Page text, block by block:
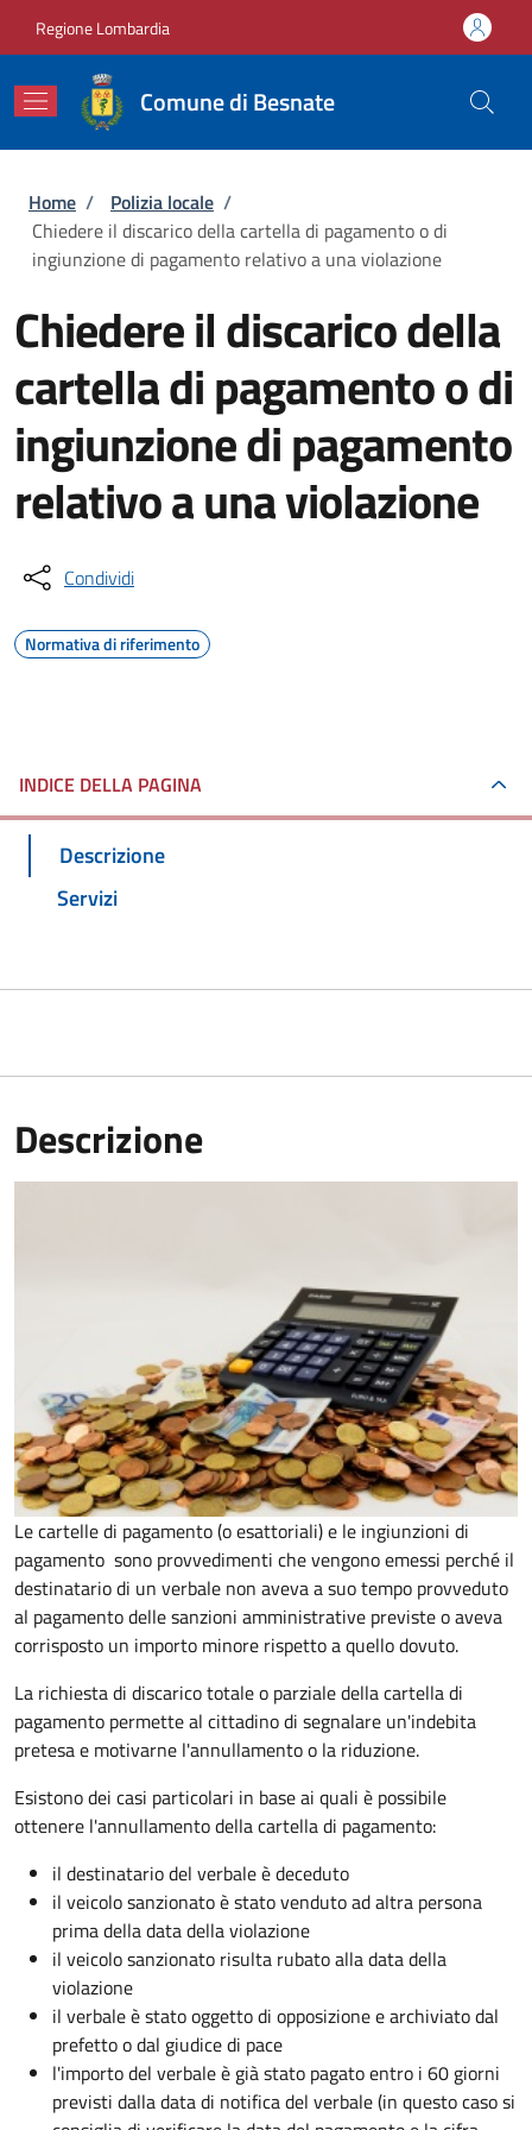
Regione Lombardia
Comune di Besnate
Briciole di pane
Home / Polizia locale /
Chiedere il discarico della cartella di pagamento o di
ingiunzione di pagamento relativo a una violazione
Chiedere il discarico della
cartella di pagamento o di
ingiunzione di pagamento
relativo a una violazione
Condividi
Normativa di riferimento
INDICE DELLA PAGINA
Descrizione
Servizi
Descrizione
Le cartelle di pagamento (o esattoriali) e le ingiunzioni di
pagamento sono provvedimenti che vengono emessi perché il
destinatario di un verbale non aveva a suo tempo provveduto
al pagamento delle sanzioni amministrative previste o aveva
corrisposto un importo minore rispetto a quello dovuto.
La richiesta di discarico totale o parziale della cartella di
pagamento permette al cittadino di segnalare un'indebita
pretesa e motivarne l'annullamento o la riduzione.
Esistono dei casi particolari in base ai quali è possibile
ottenere l'annullamento della cartella di pagamento:
il destinatario del verbale è deceduto
il veicolo sanzionato è stato venduto ad altra persona
prima della data della violazione
il veicolo sanzionato risulta rubato alla data della
violazione
il verbale è stato oggetto di opposizione e archiviato dal
prefetto o dal giudice di pace
l'importo del verbale è già stato pagato entro i 60 giorni
previsti dalla data di notifica del verbale (in questo caso si